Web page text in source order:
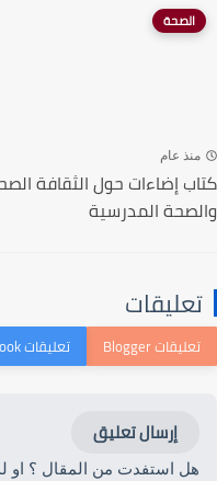
الصحة
منذ عام
كتاب إضاءات حول الثقافة
والصحة المدرسية
تعليقات
إرسال تعليق
هل استفدت من المقال ؟ او